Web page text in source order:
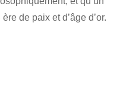
de paix et d’âge d’or.